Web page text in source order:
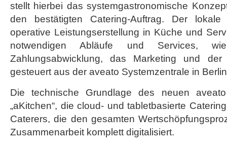
stellt hierbei das systemgastronomische
den bestätigten Catering-Auftrag. Der
operative Leistungserstellung in Küche und
notwendigen Abläufe und Services,
Zahlungsabwicklung, das Marketing und
gesteuert aus der aveato Systemzentrale in
Die technische Grundlage des neuen
„aKitchen“, die cloud- und tabletbasierte
Caterers, die den gesamten
Zusammenarbeit komplett digitalisiert.